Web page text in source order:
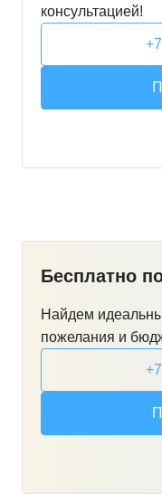
консультацией!
Бесплатно
Найдем
пожелания и